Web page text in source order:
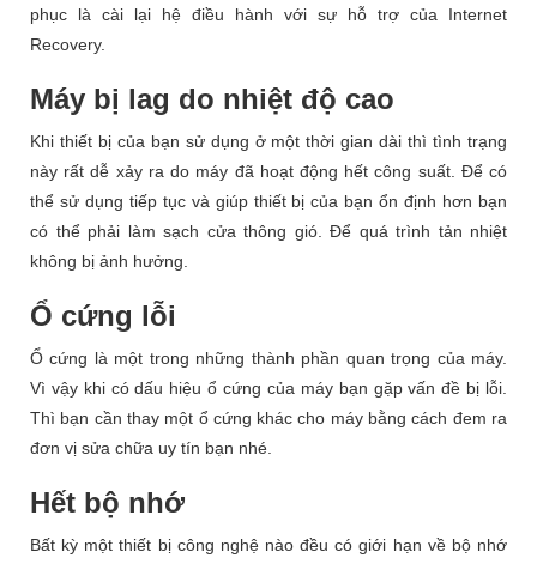
phục là cài lại hệ điều hành với sự hỗ trợ của Internet
Recovery.
Máy bị lag do nhiệt độ cao
Khi thiết bị của bạn sử dụng ở một thời gian dài thì tình trạng
này rất dễ xảy ra do máy đã hoạt động hết công suất. Để có
thể sử dụng tiếp tục và giúp thiết bị của bạn ổn định hơn bạn
có thể phải làm sạch cửa thông gió. Để quá trình tản nhiệt
không bị ảnh hưởng.
Ổ cứng lỗi
Ổ cứng là một trong những thành phần quan trọng của máy.
Vì vậy khi có dấu hiệu ổ cứng của máy bạn gặp vấn đề bị lỗi.
Thì bạn cần thay một ổ cứng khác cho máy bằng cách đem ra
đơn vị sửa chữa uy tín bạn nhé.
Hết bộ nhớ
Bất kỳ một thiết bị công nghệ nào đều có giới hạn về bộ nhớ